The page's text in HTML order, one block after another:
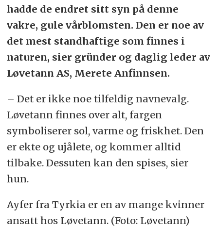
hadde de endret sitt syn på denne
vakre, gule vårblomsten. Den er noe av
det mest standhaftige som finnes i
naturen, sier gründer og daglig leder av
Løvetann AS, Merete Anfinnsen.
– Det er ikke noe tilfeldig navnevalg.
Løvetann finnes over alt, fargen
symboliserer sol, varme og friskhet. Den
er ekte og ujålete, og kommer alltid
tilbake. Dessuten kan den spises, sier
hun.
Ayfer fra Tyrkia er en av mange kvinner
ansatt hos Løvetann. (Foto: Løvetann)